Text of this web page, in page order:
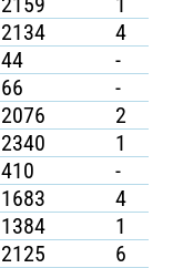
2134 4
44 -
66 -
2076 2
2340 1
410 -
1683 4
1384 1
2125 6